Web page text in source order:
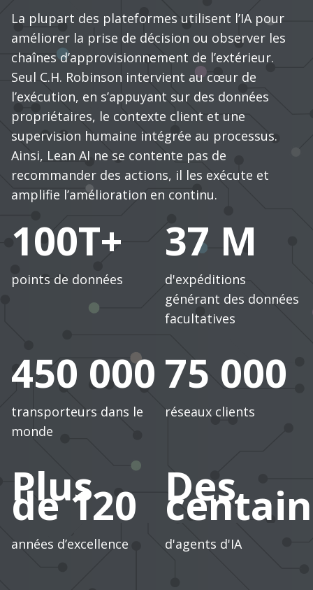
La plupart des plateformes utilisent l’IA pour
améliorer la prise de décision ou observer les
chaînes d’approvisionnement de l’extérieur.
Seul C.H. Robinson intervient au cœur de
l’exécution, en s’appuyant sur des données
propriétaires, le contexte client et une
supervision humaine intégrée au processus.
Ainsi, Lean AI ne se contente pas de
recommander des actions, il les exécute et
amplifie l’amélioration en continu.
100T+
points de données
37 M
d'expéditions
générant des données
facultatives
450 000
transporteurs dans le
monde
75 000
réseaux clients
Plus
de 120
années d’excellence
Des
d'agents d'IA